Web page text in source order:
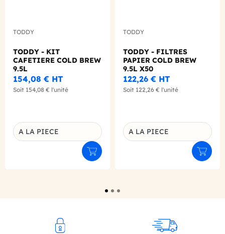
TODDY
TODDY - KIT
CAFETIERE COLD BREW
9.5L
154,08 € HT
Soit 154,08 € l'unité
Déclinaison du produit
A LA PIECE
Ajouter au panier
TODDY
TODDY - FILTRES
PAPIER COLD BREW
9.5L X50
122,26 € HT
Soit 122,26 € l'unité
Déclinaison du produit
A LA PIECE